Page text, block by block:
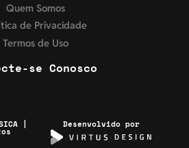
Quem Somos
de Privacidade
Termos de Uso
se Conosco
| Desenvolvido por